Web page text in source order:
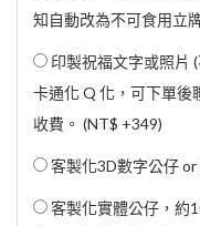
知自動改為不可食用立
印製祝福文字或照片
卡通化 Q 化，可下單後
收費。 (NT$ +349)
客製化3D數字公仔 or
客製化實體公仔，約